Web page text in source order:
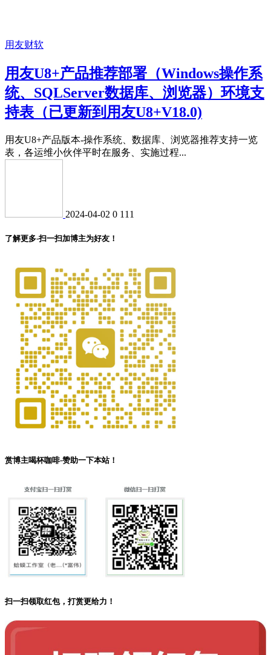
用友财软
用友U8+产品推荐部署（Windows操作系
统、SQLServer数据库、浏览器）环境支
持表（已更新到用友U8+V18.0)
用友U8+产品版本-操作系统、数据库、浏览器推荐支持一览
表，各运维小伙伴平时在服务、实施过程...
2024-04-02 0 111
了解更多-扫一扫加博主为好友！
赏博主喝杯咖啡-赞助一下本站！
扫一扫领取红包，打赏更给力！